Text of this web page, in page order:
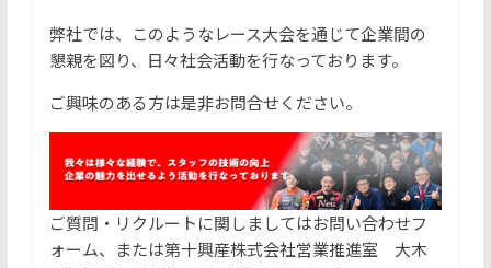
弊社では、このようなレース大会を通じて企業間の
懇親を図り、日々社会活動を行なっております。
ご興味のある方は是非お問合せください。
ご質問・リクルートに関しましてはお問い合わせフ
ォーム、または第十興産株式会社営業推進室 大木